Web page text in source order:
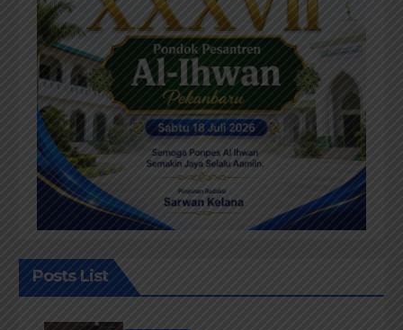
Posts List